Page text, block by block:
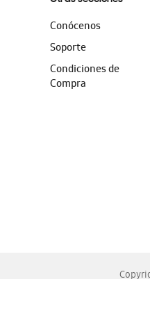
Conócenos
Soporte
Condiciones de
Compra